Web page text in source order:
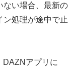
ない場合、最新の
ン処理が途中で止
DAZNアプリに